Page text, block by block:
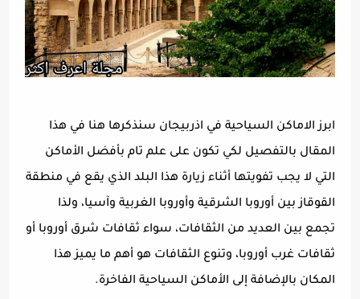
ابرز الاماكن السياحية في اذربيجان سنذكرها هنا في هذا
المقال بالتفصيل لكي تكون على علم تام بأفضل الأماكن
التي لا يجب تفويتها أثناء زيارة هذا البلد الذي يقع في منطقة
القوقاز بين أوروبا الشرقية وأوروبا الغربية وآسيا، ولذا
تجمع بين العديد من الثقافات، سواء ثقافات شرق أوروبا أو
ثقافات غرب أوروبا، وتنوع الثقافات هو أهم ما يميز هذا
المكان بالإضافة إلى الأماكن السياحية الفاخرة.